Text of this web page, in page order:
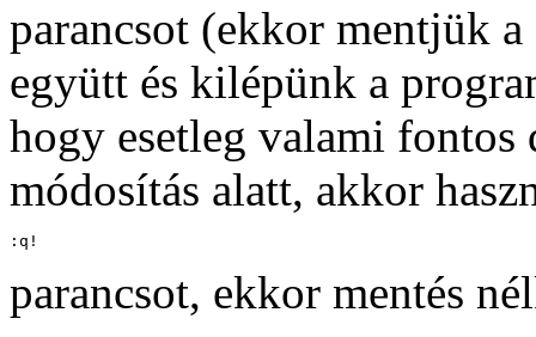
parancsot (ekkor mentjük
együtt és kilépünk a
hogy esetleg valami
módosítás alatt, akkor
:q!
parancsot, ekkor mentés